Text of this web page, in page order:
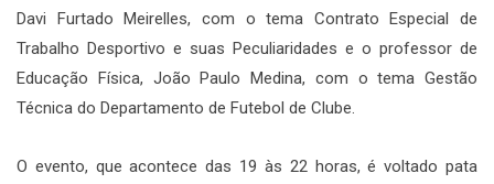
Davi Furtado Meirelles, com o tema Contrato Especial de
Trabalho Desportivo e suas Peculiaridades e o professor de
Educação Física, João Paulo Medina, com o tema Gestão
Técnica do Departamento de Futebol de Clube.
O evento, que acontece das 19 às 22 horas, é voltado pata